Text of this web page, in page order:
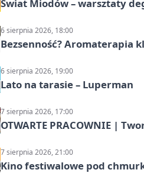
Świat Miodów – warsztaty
6 sierpnia 2026, 18:00
Bezsenność? Aromaterapia
6 sierpnia 2026, 19:00
Lato na tarasie – Luperman
7 sierpnia 2026, 17:00
OTWARTE PRACOWNIE |
7 sierpnia 2026, 21:00
Kino festiwalowe pod